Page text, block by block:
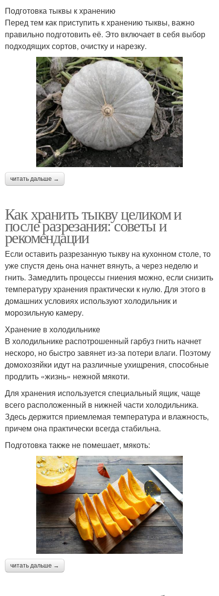
Подготовка тыквы к хранению
Перед тем как приступить к хранению тыквы, важно
правильно подготовить её. Это включает в себя выбор
подходящих сортов, очистку и нарезку.
читать дальше →
Как хранить тыкву целиком и
после разрезания: советы и
рекомендации
Если оставить разрезанную тыкву на кухонном столе, то
уже спустя день она начнет вянуть, а через неделю и
гнить. Замедлить процессы гниения можно, если снизить
температуру хранения практически к нулю. Для этого в
домашних условиях используют холодильник и
морозильную камеру.
Хранение в холодильнике
В холодильнике распотрошенный гарбуз гнить начнет
нескоро, но быстро завянет из-за потери влаги. Поэтому
домохозяйки идут на различные ухищрения, способные
продлить «жизнь» нежной мякоти.
Для хранения используется специальный ящик, чаще
всего расположенный в нижней части холодильника.
Здесь держится приемлемая температура и влажность,
причем она практически всегда стабильна.
Подготовка также не помешает, мякоть:
читать дальше →